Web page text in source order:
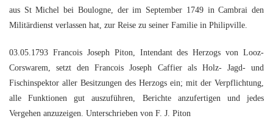
aus St Michel bei Boulogne, der im September 1749 in Cambrai den
Militärdienst verlassen hat, zur Reise zu seiner Familie in Philipville.
03.05.1793 Francois Joseph Piton, Intendant des Herzogs von Looz-
Corswarem, setzt den Francois Joseph Caffier als Holz- Jagd- und
Fischinspektor aller Besitzungen des Herzogs ein; mit der Verpflichtung,
alle Funktionen gut auszuführen, Berichte anzufertigen und jedes
Vergehen anzuzeigen. Unterschrieben von F. J. Piton